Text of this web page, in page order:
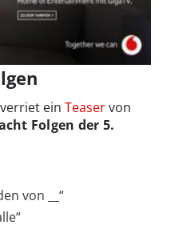
ein Teaservon
Folgen der 5.
von __“